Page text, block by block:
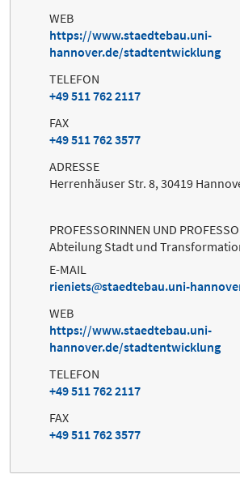
WEB
https://www.staedtebau.uni-
hannover.de/stadtentwicklung
TELEFON
+49 511 762 2117
FAX
+49 511 762 3577
ADRESSE
Herrenhäuser Str. 8, 30419
PROFESSORINNEN UND
Abteilung Stadt und
E-MAIL
rieniets
staedtebau.uni-
WEB
https://www.staedtebau.uni-
hannover.de/stadtentwicklung
TELEFON
+49 511 762 2117
FAX
+49 511 762 3577